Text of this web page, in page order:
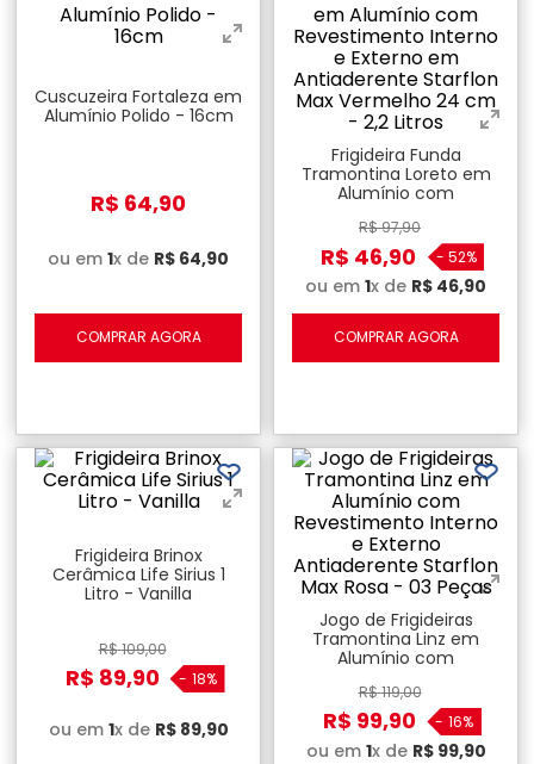
Cuscuzeira Fortaleza em
Alumínio Polido - 16cm
R$ 64,90
ou em 1x de R$ 64,90
COMPRAR AGORA
Frigideira Funda
Tramontina Loreto em
Alumínio com
Externo em
Antiaderente Starflon
Max Vermelho 24 cm -
2,2 Litros
R$97,90
R$ 46,90 - 52%
ou em 1x de R$ 46,90
COMPRAR AGORA
Frigideira Brinox
Cerâmica Life Sirius 1
Litro - Vanilla
R$109,00
R$ 89,90 - 18%
ou em 1x de R$ 89,90
Jogo de Frigideiras
Tramontina Linz em
Alumínio com
Externo Antiaderente
Starflon Max Rosa - 03
Peças
R$119,00
R$ 99,90 - 16%
ou em 1x de R$ 99,90